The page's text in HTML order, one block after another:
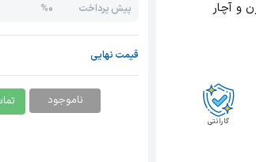
گارانتی
پیش پرداخت 0%
قیمت نهایی
ناموجود